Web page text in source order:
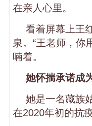
在亲人心里。
看着屏幕上王
泉。“王老师，你
喃着。
她怀揣承诺成
她是一名藏族
在2020年初的抗